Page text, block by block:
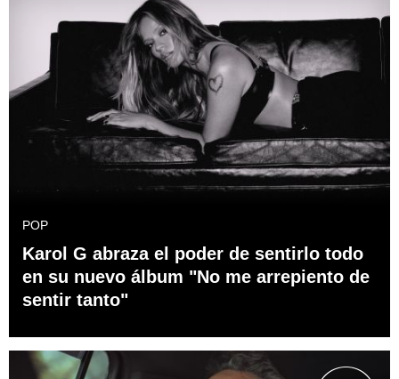
POP
Karol G abraza el poder de sentirlo todo
en su nuevo álbum "No me arrepiento de
sentir tanto"